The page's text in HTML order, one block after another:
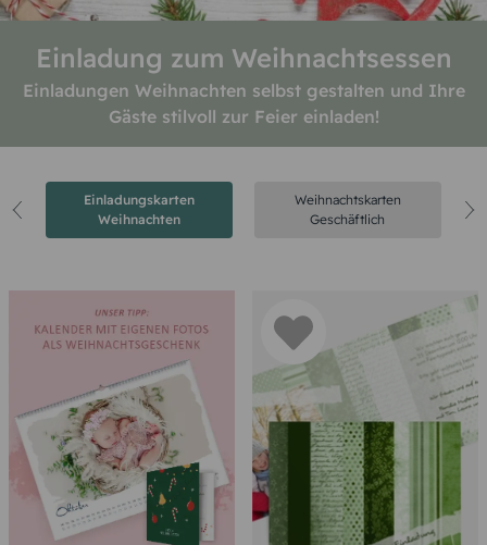
Einladung zum Weihnachtsessen
Einladungen Weihnachten selbst gestalten und Ihre
Gäste stilvoll zur Feier einladen!
Einladungskarten
Weihnachten
Weihnachtskarten
Geschäftlich